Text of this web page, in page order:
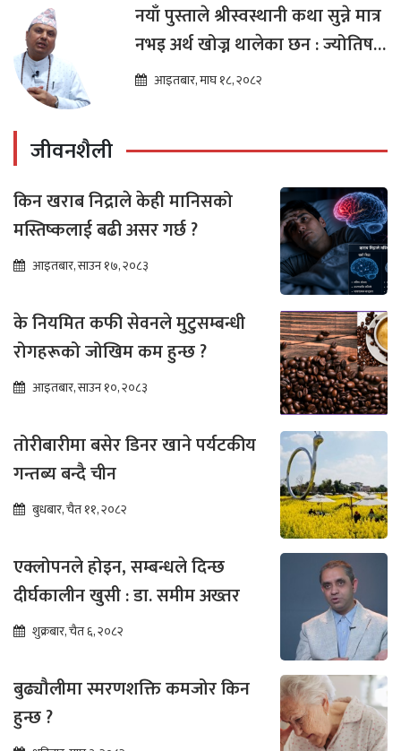
नयाँ पुस्ताले श्रीस्वस्थानी कथा सुन्ने मात्र
नभइ अर्थ खोज्न थालेका छन : ज्योतिष
तारा लोचन न्यौपाने
आइतबार, माघ १८, २०८२
जीवनशैली
किन खराब निद्राले केही मानिसको
मस्तिष्कलाई बढी असर गर्छ ?
आइतबार, साउन १७, २०८३
के नियमित कफी सेवनले मुटुसम्बन्धी
रोगहरूको जोखिम कम हुन्छ ?
आइतबार, साउन १०, २०८३
तोरीबारीमा बसेर डिनर खाने पर्यटकीय
गन्तब्य बन्दै चीन
बुधबार, चैत ११, २०८२
एक्लोपनले होइन, सम्बन्धले दिन्छ
दीर्घकालीन खुसी : डा. समीम अख्तर
शुक्रबार, चैत ६, २०८२
बुढ्यौलीमा स्मरणशक्ति कमजोर किन
हुन्छ ?